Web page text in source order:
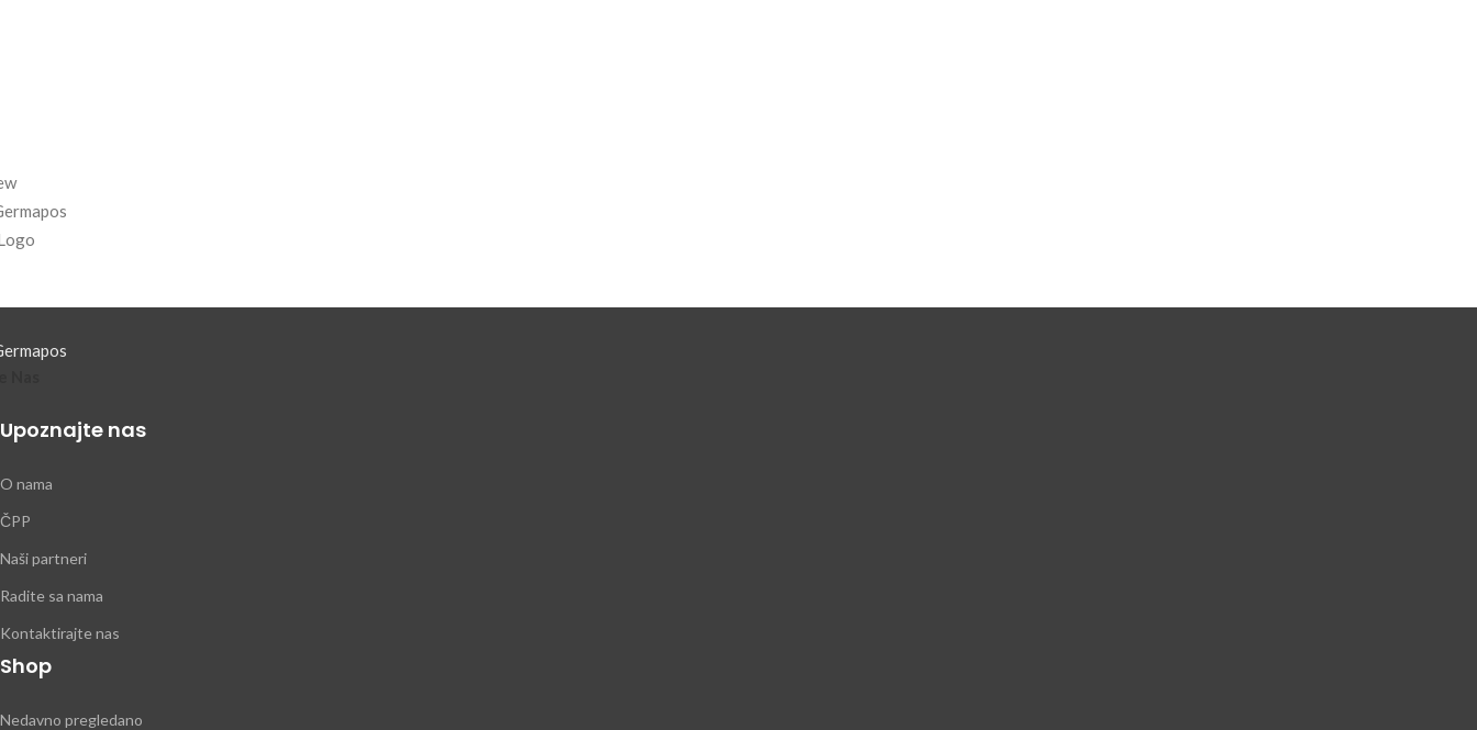
Upoznajte nas
O nama
ČPP
Naši partneri
Radite sa nama
Kontaktirajte nas
Shop
Nedavno pregledano